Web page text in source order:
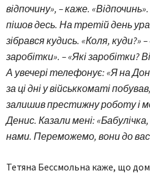
відпочину», – каже.
пішов десь. На третій день
зібрався кудись. «Коля, куди?»
заробітки». – «Які заробітки?
А увечері телефонує: «Я на
за ці дні у військкоматі
залишив престижну роботу і
Денис. Казали мені:
нами. Переможемо, вони до вас
Тетяна Бессмольна каже, що